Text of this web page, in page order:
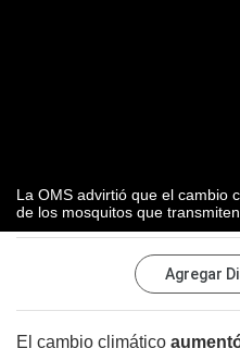
La OMS advirtió que el cambio
de los mosquitos que
Agregar
El cambio climático